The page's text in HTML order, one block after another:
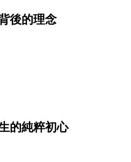
後的理念
的純粹初心